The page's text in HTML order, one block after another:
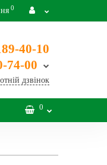
0
40-10
74-00
дзвінок
0